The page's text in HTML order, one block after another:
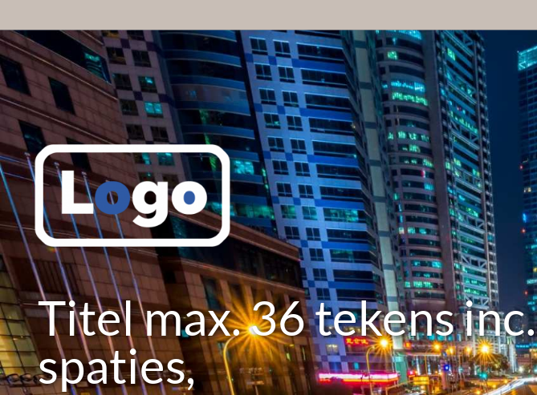
Titel max. 36 tekens inc.
spaties,